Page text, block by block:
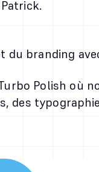
du branding
Polish où
des